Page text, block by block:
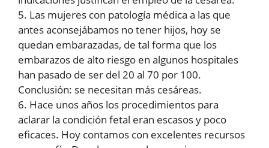
5. Las mujeres con patología médica a las que
antes aconsejábamos no tener hijos, hoy se
quedan embarazadas, de tal forma que los
embarazos de alto riesgo en algunos hospitales
han pasado de ser del 20 al 70 por 100.
Conclusión: se necesitan más cesáreas.
6. Hace unos años los procedimientos para
aclarar la condición fetal eran escasos y poco
eficaces. Hoy contamos con excelentes recursos